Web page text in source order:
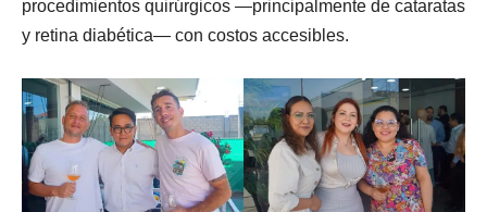
procedimientos quirúrgicos —principalmente de cataratas
y retina diabética— con costos accesibles.